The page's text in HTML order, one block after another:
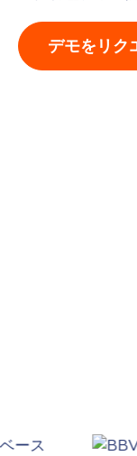
デモをリク